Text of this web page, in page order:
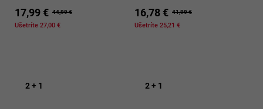
17,99 € 44,99 €
Ušetríte 27,00 €
16,78 € 41,99 €
Ušetríte 25,21 €
2 + 1 2 + 1